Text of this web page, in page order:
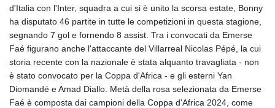
d'Italia con l'Inter, squadra a cui si è unito la scorsa estate, Bonny
ha disputato 46 partite in tutte le competizioni in questa stagione,
segnando 7 gol e fornendo 8 assist. Tra i convocati da Emerse
Faé figurano anche l'attaccante del Villarreal Nicolas Pépé, la cui
storia recente con la nazionale è stata alquanto travagliata - non
è stato convocato per la Coppa d'Africa - e gli esterni Yan
Diomandé e Amad Diallo. Metà della rosa selezionata da Emerse
Faé è composta dai campioni della Coppa d'Africa 2024, come